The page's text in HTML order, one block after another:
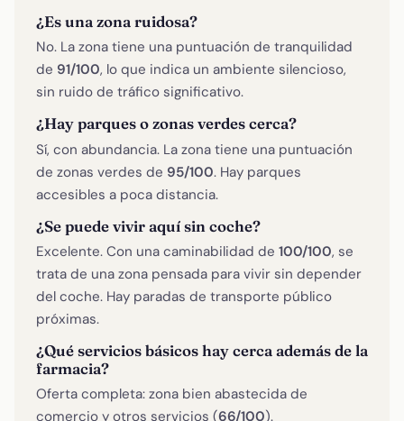
¿Es una zona ruidosa?
No. La zona tiene una puntuación de tranquilidad
de 91/100, lo que indica un ambiente silencioso,
sin ruido de tráfico significativo.
¿Hay parques o zonas verdes cerca?
Sí, con abundancia. La zona tiene una puntuación
de zonas verdes de 95/100. Hay parques
accesibles a poca distancia.
¿Se puede vivir aquí sin coche?
Excelente. Con una caminabilidad de 100/100, se
trata de una zona pensada para vivir sin depender
del coche. Hay paradas de transporte público
próximas.
¿Qué servicios básicos hay cerca además de la
farmacia?
Oferta completa: zona bien abastecida de
comercio y otros servicios (66/100).